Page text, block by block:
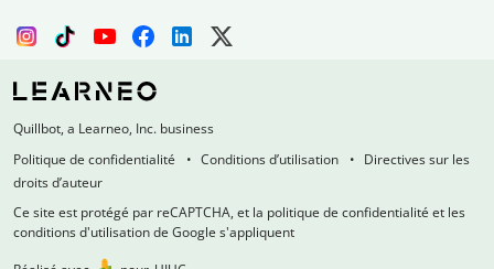
Quillbot, a Learneo, Inc. business
Politique de confidentialité
Conditions d’utilisation
Directives sur les
droits d’auteur
Ce site est protégé par reCAPTCHA, et la politique de confidentialité et les
conditions d'utilisation de Google s'appliquent